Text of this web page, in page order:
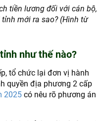
tiền lương đối với cán bộ,
mới ra sao? (Hình từ
như thế nào?
tổ chức lại đơn vị hành
quyền địa phương 2 cấp
2025có nêu rõ phương án